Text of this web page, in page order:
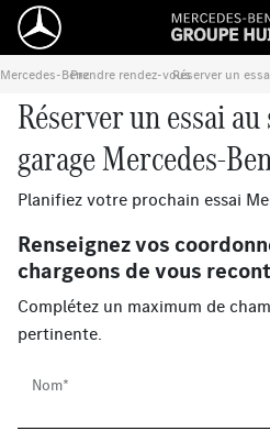
Mercedes-Benz
›
Prendre rendez-vous
›
Réserver un
Réserver un essai
garage Mercedes-
Planifiez votre prochain essai
Renseignez vos
chargeons de vous
Complétez un maximum de
pertinente.
Nom*